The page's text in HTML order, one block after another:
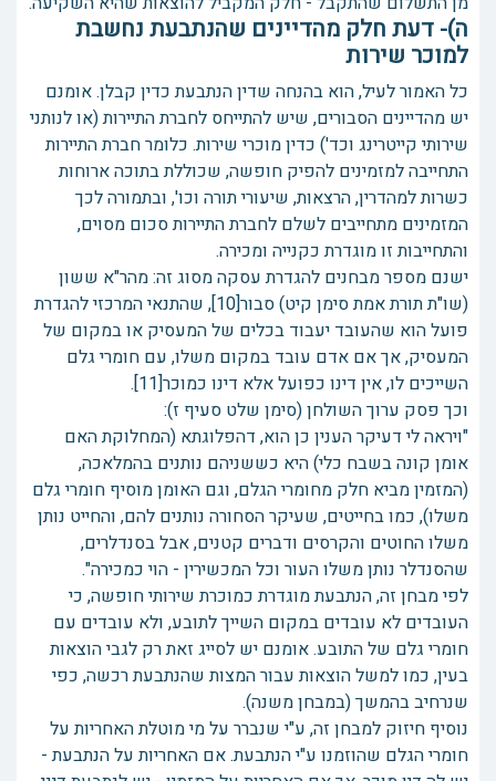
ה)- דעת חלק מהדיינים שהנתבעת נחשבת
למוכר שירות
כל האמור לעיל, הוא בהנחה שדין הנתבעת כדין קבלן. אומנם
יש מהדיינים הסבורים, שיש להתייחס לחברת התיירות (או לנותני
שירותי קייטרינג וכד') כדין מוכרי שירות. כלומר חברת התיירות
התחייבה למזמינים להפיק חופשה, שכוללת בתוכה ארוחות
כשרות למהדרין, הרצאות, שיעורי תורה וכו', ובתמורה לכך
המזמינים מתחייבים לשלם לחברת התיירות סכום מסוים,
והתחייבות זו מוגדרת כקנייה ומכירה.
ישנם מספר מבחנים להגדרת עסקה מסוג זה: מהר"א ששון
(שו"ת תורת אמת סימן קיט) סבור[10], שהתנאי המרכזי להגדרת
פועל הוא שהעובד יעבוד בכלים של המעסיק או במקום של
המעסיק, אך אם אדם עובד במקום משלו, עם חומרי גלם
השייכים לו, אין דינו כפועל אלא דינו כמוכר[11].
וכך פסק ערוך השולחן (סימן שלט סעיף ז):
"ויראה לי דעיקר הענין כן הוא, דהפלוגתא (המחלוקת האם
אומן קונה בשבח כלי) היא כששניהם נותנים בהמלאכה,
(המזמין מביא חלק מחומרי הגלם, וגם האומן מוסיף חומרי גלם
משלו), כמו בחייטים, שעיקר הסחורה נותנים להם, והחייט נותן
משלו החוטים והקרסים ודברים קטנים, אבל בסנדלרים,
שהסנדלר נותן משלו העור וכל המכשירין - הוי כמכירה".
לפי מבחן זה, הנתבעת מוגדרת כמוכרת שירותי חופשה, כי
העובדים לא עובדים במקום השייך לתובע, ולא עובדים עם
חומרי גלם של התובע. אומנם יש לסייג זאת רק לגבי הוצאות
בעין, כמו למשל הוצאות עבור המצות שהנתבעת רכשה, כפי
שנרחיב בהמשך (במבחן משנה).
נוסיף חיזוק למבחן זה, ע"י שנברר על מי מוטלת האחריות על
חומרי הגלם שהוזמנו ע"י הנתבעת. אם האחריות על הנתבעת -